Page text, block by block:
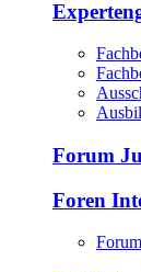
Forum
Foren